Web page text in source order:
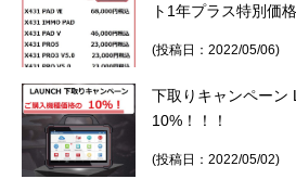
ト1年プラス特別価格
(投稿日：2022/05/06)
下取りキャンペーン
10%！！！
(投稿日：2022/05/02)